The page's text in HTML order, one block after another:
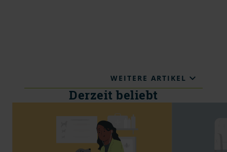
WEITERE ARTIKEL
Derzeit beliebt